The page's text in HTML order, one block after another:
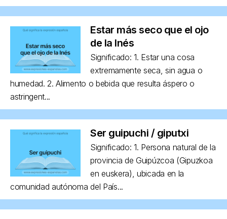
Estar más seco que el ojo
de la Inés
Significado: 1. Estar una cosa
extremamente seca, sin agua o
humedad. 2. Alimento o bebida que resulta áspero o
astringent...
Ser guipuchi / giputxi
Significado: 1. Persona natural de la
provincia de Guipúzcoa (Gipuzkoa
en euskera), ubicada en la
comunidad autónoma del País...